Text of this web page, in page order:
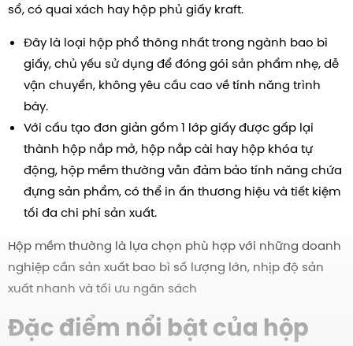
sổ, có quai xách hay hộp phủ giấy kraft.
Đây là loại hộp phổ thông nhất trong ngành bao bì
giấy, chủ yếu sử dụng để đóng gói sản phẩm nhẹ, dễ
vận chuyển, không yêu cầu cao về tính năng trình
bày.
Với cấu tạo đơn giản gồm 1 lớp giấy được gấp lại
thành hộp nắp mở, hộp nắp cài hay hộp khóa tự
động, hộp mềm thường vẫn đảm bảo tính năng chứa
đựng sản phẩm, có thể in ấn thương hiệu và tiết kiệm
tối đa chi phí sản xuất.
Hộp mềm thường là lựa chọn phù hợp với những doanh
nghiệp cần sản xuất bao bì số lượng lớn, nhịp độ sản
xuất nhanh và tối ưu ngân sách
Đặc điểm nổi bật của hộp